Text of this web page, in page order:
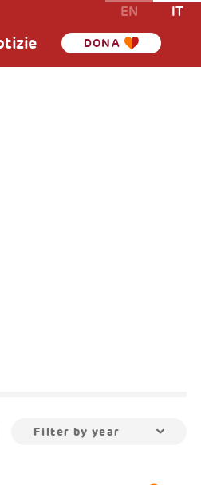
DONA
EN IT
Filter by year